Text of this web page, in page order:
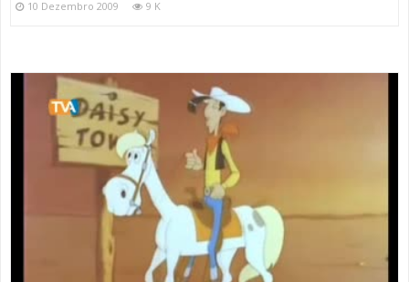
10 Dezembro 2009 9 K